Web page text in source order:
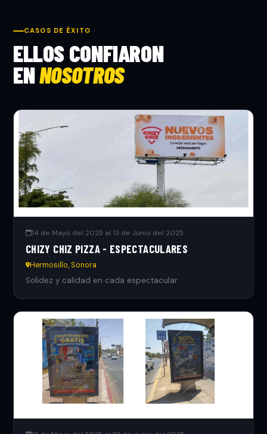
CASOS DE ÉXITO
ELLOS CONFIARON
ENNOSOTROS
14 de Mayo del 2025 al 13 de Junio del 2025
CHIZY CHIZ PIZZA - ESPECTACULARES
Hermosillo, Sonora
Solidez y calidad en cada espectacular.